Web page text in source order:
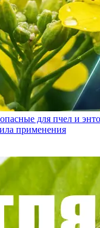
для пчел и
применения